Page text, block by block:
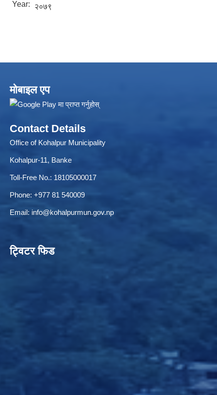
Year:
२०७९
मोबाइल एप
Contact Details
Office of Kohalpur Municipality
Kohalpur-11, Banke
Toll-Free No.: 18105000017
Phone: +977 81 540009
Email: info@kohalpurmun.gov.np
ट्विटर फिड